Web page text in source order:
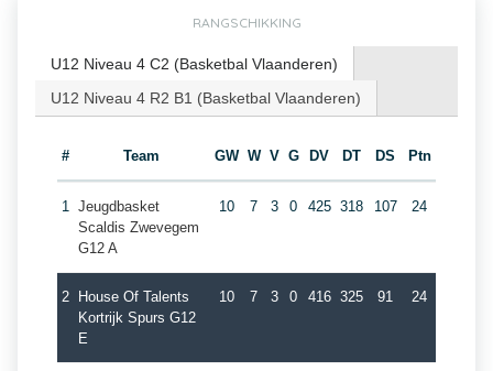
RANGSCHIKKING
U12 Niveau 4 C2 (Basketbal Vlaanderen)
U12 Niveau 4 R2 B1 (Basketbal Vlaanderen)
# Team GW W V G DV DT DS Ptn
1 Jeugdbasket
Scaldis Zwevegem
G12 A
10 7 3 0 425 318 107 24
2
House Of Talents
Kortrijk Spurs G12
E
10 7 3 0 416 325 91 24